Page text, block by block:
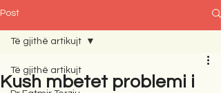
Post
Të gjithë artikujt
Të gjithë artikujt
Kush mbetet problemi i